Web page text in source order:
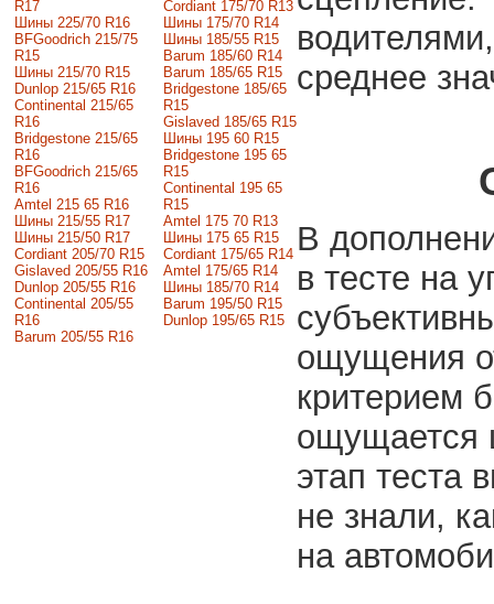
R17
Шины 225/70 R16
BFGoodrich 215/75
R15
Шины 215/70 R15
Dunlop 215/65 R16
Continental 215/65
R16
Bridgestone 215/65
R16
BFGoodrich 215/65
R16
Amtel 215 65 R16
Шины 215/55 R17
Шины 215/50 R17
Сordiant 205/70 R15
Gislaved 205/55 R16
Dunlop 205/55 R16
Continental 205/55
R16
Barum 205/55 R16
Cordiant 175/70 R13
Шины 175/70 R14
Шины 185/55 R15
Barum 185/60 R14
Barum 185/65 R15
Bridgestone 185/65
R15
Gislaved 185/65 R15
Шины 195 60 R15
Bridgestone 195 65
R15
Continental 195 65
R15
Amtel 175 70 R13
Шины 175 65 R15
Cordiant 175/65 R14
Amtel 175/65 R14
Шины 185/70 R14
Barum 195/50 R15
Dunlop 195/65 R15
среднее
В
в тесте на
ощущения
критерием
ощущается
этап теста
не знали,
на